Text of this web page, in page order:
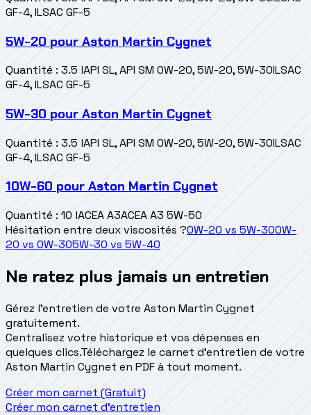
GF-4, ILSAC GF-5
5W-20 pour Aston Martin Cygnet
Quantité : 3.5 lAPI SL, API SM 0W-20, 5W-20, 5W-30ILSAC
GF-4, ILSAC GF-5
5W-30 pour Aston Martin Cygnet
Quantité : 3.5 lAPI SL, API SM 0W-20, 5W-20, 5W-30ILSAC
GF-4, ILSAC GF-5
10W-60 pour Aston Martin Cygnet
Quantité : 10 lACEA A3ACEA A3 5W-50
Hésitation entre deux viscosités ?0W-20 vs 5W-300W-
20 vs 0W-305W-30 vs 5W-40
Ne ratez plus jamais un entretien
Gérez l'entretien de votre Aston Martin Cygnet
gratuitement.
Centralisez votre historique et vos dépenses en
quelques clics.Téléchargez le carnet d'entretien de votre
Aston Martin Cygnet en PDF à tout moment.
Créer mon carnet (Gratuit)
Créer mon carnet d'entretien